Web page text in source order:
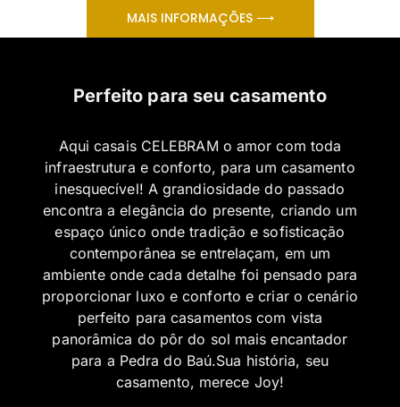
MAIS INFORMAÇÕES ⟶
Perfeito para seu casamento
Aqui casais CELEBRAM o amor com toda
infraestrutura e conforto, para um casamento
inesquecível! A grandiosidade do passado
encontra a elegância do presente, criando um
espaço único onde tradição e sofisticação
contemporânea se entrelaçam, em um
ambiente onde cada detalhe foi pensado para
proporcionar luxo e conforto e criar o cenário
perfeito para casamentos com vista
panorâmica do pôr do sol mais encantador
para a Pedra do Baú.Sua história, seu
casamento, merece Joy!